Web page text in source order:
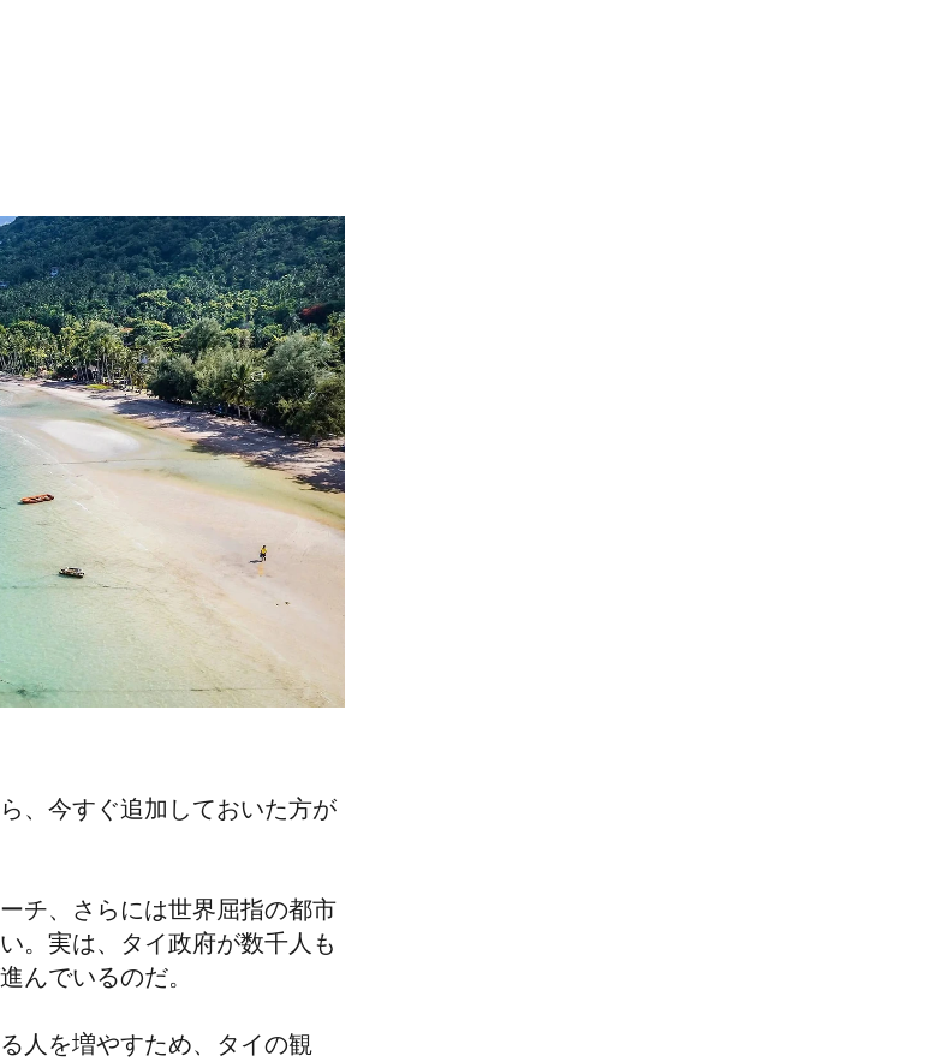
、今すぐ追加しておいた方が
チ、さらには世界屈指の都市
。実は、タイ政府が数千人も
んでいるのだ。
人を増やすため、タイの観